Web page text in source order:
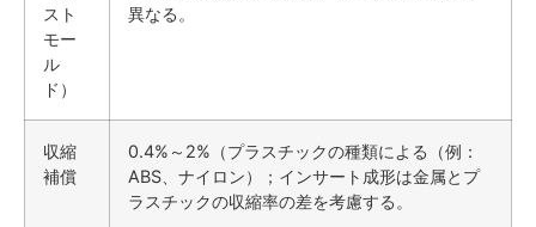
スト
モー
ル
ド）
異なる。
収縮
補償
0.4%～2%（プラスチックの種類による（例：
ABS、ナイロン）；インサート成形は金属とプ
ラスチックの収縮率の差を考慮する。